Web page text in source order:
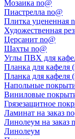
Мозаика no@
Пиастрелла no@
Плитка уцененная
Художественная
Церсанит no@
Шахты no@
Углы ПВХ для
Планка для кафеля
Планка для кафеля
Напольные
Виниловые
Грязезащитное
Ламинат на заказ
Линолеум на заказ
Линолеум